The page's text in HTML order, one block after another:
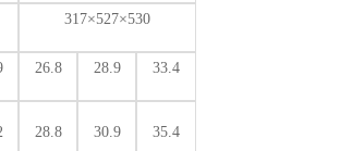
317×527×530
26.8 28.9 33.4
28.8 30.9 35.4